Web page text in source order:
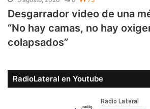
Desgarrador video de una
“No hay camas, no hay
colapsados”
RadioLateral en Youtube